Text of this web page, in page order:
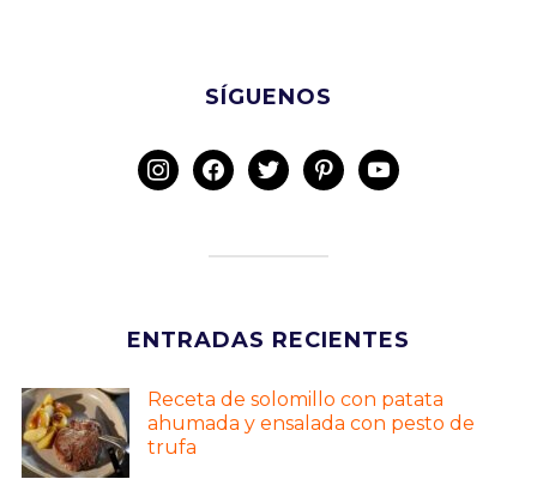
SÍGUENOS
instagramfacebooktwitterpinterestyoutube
ENTRADAS RECIENTES
Receta de solomillo con patata
ahumada y ensalada con pesto de
trufa